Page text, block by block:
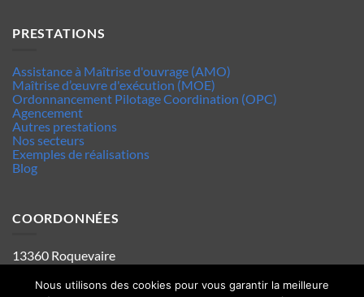
PRESTATIONS
Assistance à Maîtrise d'ouvrage (AMO)
Maîtrise d’œuvre d'exécution (MOE)
Ordonnancement Pilotage Coordination (OPC)
Agencement
Autres prestations
Nos secteurs
Exemples de réalisations
Blog
COORDONNÉES
13360 Roquevaire
Tel : 06.63.70.62.44
Mentions legales
Nous utilisons des cookies pour vous garantir la meilleure